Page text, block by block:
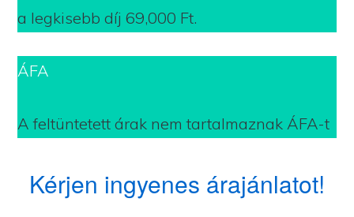
a legkisebb díj 69,000 Ft.
ÁFA
A feltüntetett árak nem tartalmaznak ÁFA-t
Kérjen ingyenes árajánlatot!